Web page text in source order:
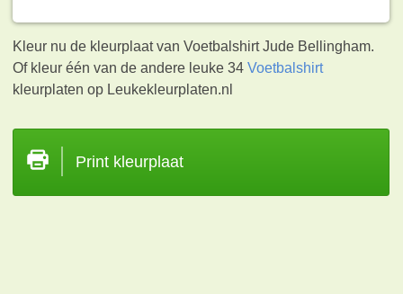
Kleur nu de kleurplaat van Voetbalshirt Jude Bellingham.
Of kleur één van de andere leuke 34Voetbalshirt
kleurplaten op Leukekleurplaten.nl
Print kleurplaat